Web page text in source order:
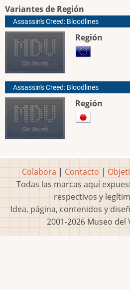
Variantes de Región
Assassin's Creed: Bloodlines
Región
Assassin's Creed: Bloodlines
Región
Colabora | Contacto |
Todas las marcas aquí
respectivos y
Idea, página, contenidos y
2001-2026 Museo